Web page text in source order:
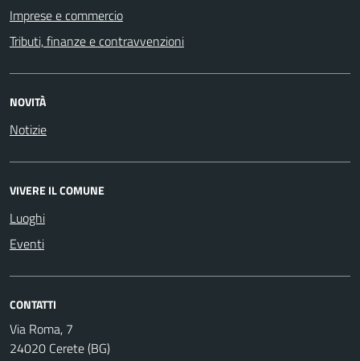
Imprese e commercio
Tributi, finanze e contravvenzioni
NOVITÀ
Notizie
VIVERE IL COMUNE
Luoghi
Eventi
CONTATTI
Via Roma, 7
24020 Cerete (BG)